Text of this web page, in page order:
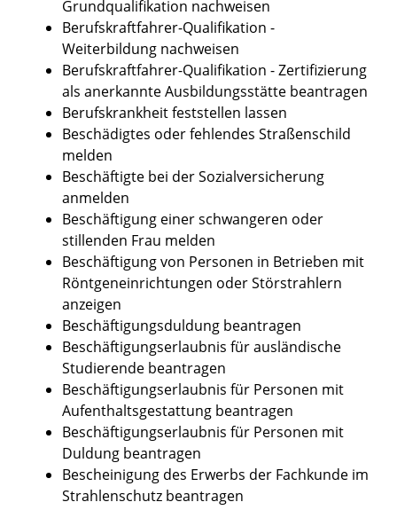
Grundqualifikation nachweisen
Berufskraftfahrer-Qualifikation -
Weiterbildung nachweisen
Berufskraftfahrer-Qualifikation - Zertifizierung
als anerkannte Ausbildungsstätte beantragen
Berufskrankheit feststellen lassen
Beschädigtes oder fehlendes Straßenschild
melden
Beschäftigte bei der Sozialversicherung
anmelden
Beschäftigung einer schwangeren oder
stillenden Frau melden
Beschäftigung von Personen in Betrieben mit
Röntgeneinrichtungen oder Störstrahlern
anzeigen
Beschäftigungsduldung beantragen
Beschäftigungserlaubnis für ausländische
Studierende beantragen
Beschäftigungserlaubnis für Personen mit
Aufenthaltsgestattung beantragen
Beschäftigungserlaubnis für Personen mit
Duldung beantragen
Bescheinigung des Erwerbs der Fachkunde im
Strahlenschutz beantragen